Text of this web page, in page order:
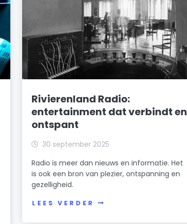
Rivierenland Radio:
entertainment dat verbindt en
ontspant
30 september 2025
Radio is meer dan nieuws en informatie. Het
is ook een bron van plezier, ontspanning en
gezelligheid.
LEES VERDER